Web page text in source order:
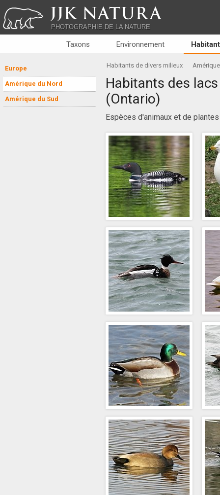
JJK NATURA
PHOTOGRAPHIE DE LA NATURE
Taxons Environnement
Europe
Amérique du Nord
Amérique du Sud
Habitants de divers milieux
Habitants des
(Ontario)
Espèces d'animaux et de